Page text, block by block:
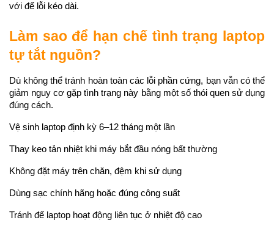
với để lỗi kéo dài.
Làm sao để hạn chế tình trạng laptop
tự tắt nguồn?
Dù không thể tránh hoàn toàn các lỗi phần cứng, bạn vẫn có thể
giảm nguy cơ gặp tình trạng này bằng một số thói quen sử dụng
đúng cách.
Vệ sinh laptop định kỳ 6–12 tháng một lần
Thay keo tản nhiệt khi máy bắt đầu nóng bất thường
Không đặt máy trên chăn, đệm khi sử dụng
Dùng sạc chính hãng hoặc đúng công suất
Tránh để laptop hoạt động liên tục ở nhiệt độ cao